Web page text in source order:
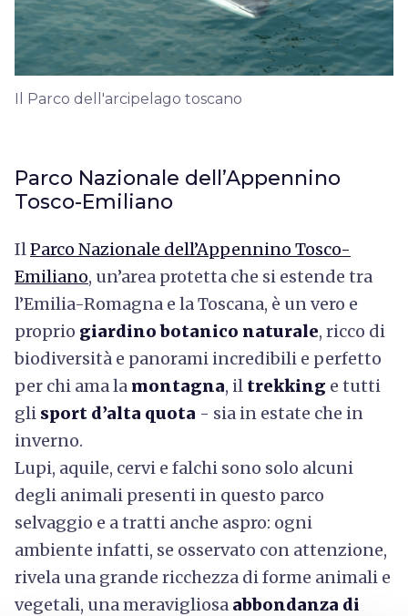
Il Parco dell'arcipelago toscano
Parco Nazionale dell’Appennino
Tosco-Emiliano
IlParco Nazionale dell’Appennino Tosco-
Emiliano, un’area protetta che si estende tra
l’Emilia-Romagna e la Toscana, è un vero e
proprio giardino botanico naturale, ricco di
biodiversità e panorami incredibili e perfetto
per chi ama la montagna, il trekking e tutti
gli sport d’alta quota - sia in estate che in
inverno.
Lupi, aquile, cervi e falchi sono solo alcuni
degli animali presenti in questo parco
selvaggio e a tratti anche aspro: ogni
ambiente infatti, se osservato con attenzione,
rivela una grande ricchezza di forme animali e
vegetali, una meravigliosa abbondanza di